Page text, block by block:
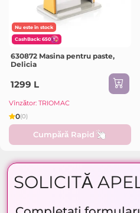
Nu este în stock
CashBack: 650
630872 Masina pentru paste,
Delicia
1299 L
Vînzător: TRIOMAC
0(0)
Cumpără Rapid
SOLICITĂ